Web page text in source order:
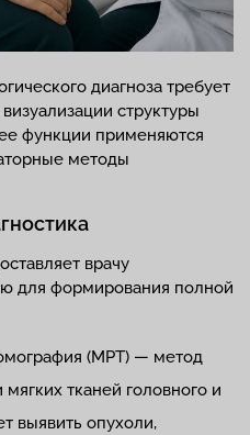
диагноза требует
структуры
функции применяются
методы
врачу
для формирования полной
(МРТ) — метод
тканей головного и
выявить опухоли,